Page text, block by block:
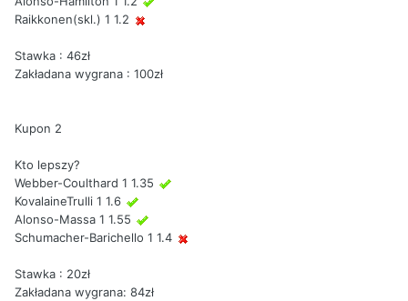
Raikkonen(skl.) 1 1.2
Stawka : 46zł
Zakładana wygrana : 100zł
Kupon 2
Kto lepszy?
Webber-Coulthard 1 1.35
KovalaineTrulli 1 1.6
Alonso-Massa 1 1.55
Schumacher-Barichello 1 1.4
Stawka : 20zł
Zakładana wygrana: 84zł